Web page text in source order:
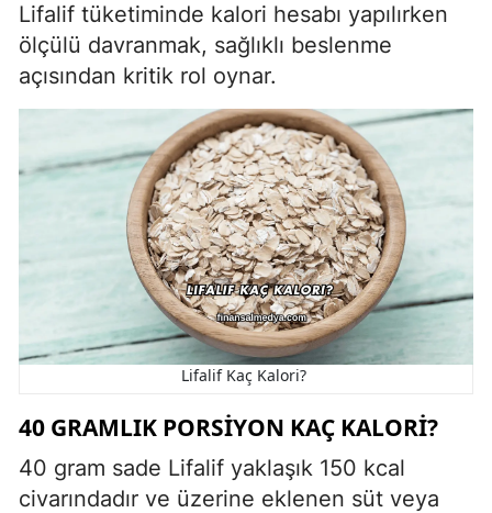
Lifalif tüketiminde kalori hesabı yapılırken
ölçülü davranmak, sağlıklı beslenme
açısından kritik rol oynar.
Lifalif Kaç Kalori?
40 GRAMLIK PORSIYON KAÇ KALORI?
40 gram sade Lifalif yaklaşık 150 kcal
civarındadır ve üzerine eklenen süt veya